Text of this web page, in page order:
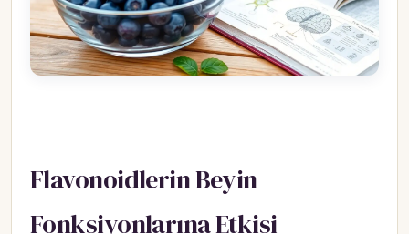
Flavonoidlerin Beyin
Fonksiyonlarına Etkisi